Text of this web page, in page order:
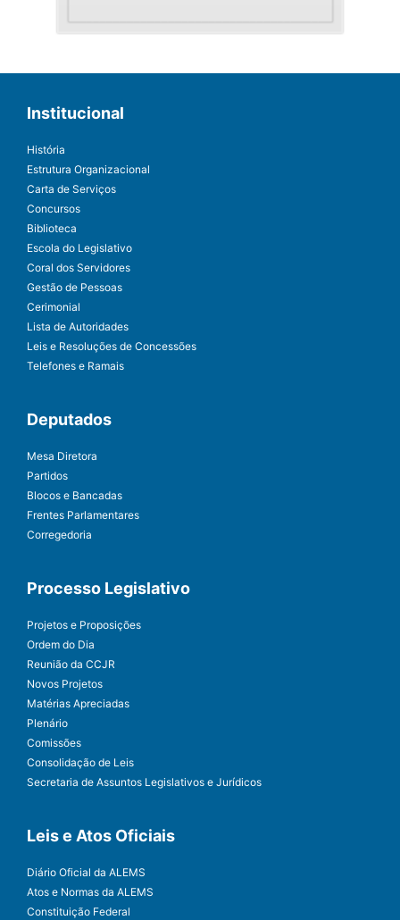
Institucional
História
Estrutura Organizacional
Carta de Serviços
Concursos
Biblioteca
Escola do Legislativo
Coral dos Servidores
Gestão de Pessoas
Cerimonial
Lista de Autoridades
Leis e Resoluções de Concessões
Telefones e Ramais
Deputados
Mesa Diretora
Partidos
Blocos e Bancadas
Frentes Parlamentares
Corregedoria
Processo Legislativo
Projetos e Proposições
Ordem do Dia
Reunião da CCJR
Novos Projetos
Matérias Apreciadas
Plenário
Comissões
Consolidação de Leis
Secretaria de Assuntos Legislativos e Jurídicos
Leis e Atos Oficiais
Diário Oficial da ALEMS
Atos e Normas da ALEMS
Constituição Federal